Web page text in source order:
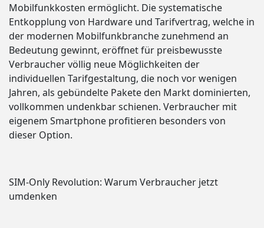
Mobilfunkkosten ermöglicht. Die systematische
Entkopplung von Hardware und Tarifvertrag, welche in
der modernen Mobilfunkbranche zunehmend an
Bedeutung gewinnt, eröffnet für preisbewusste
Verbraucher völlig neue Möglichkeiten der
individuellen Tarifgestaltung, die noch vor wenigen
Jahren, als gebündelte Pakete den Markt dominierten,
vollkommen undenkbar schienen. Verbraucher mit
eigenem Smartphone profitieren besonders von
dieser Option.
SIM-Only Revolution: Warum Verbraucher jetzt
umdenken